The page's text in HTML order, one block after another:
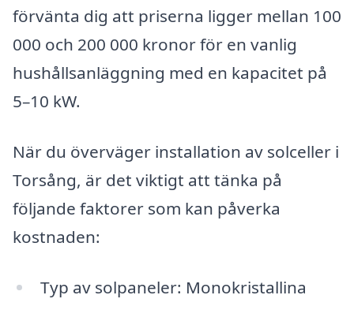
förvänta dig att priserna ligger mellan 100
000 och 200 000 kronor för en vanlig
hushållsanläggning med en kapacitet på
5–10 kW.
När du överväger installation av solceller i
Torsång, är det viktigt att tänka på
följande faktorer som kan påverka
kostnaden:
Typ av solpaneler: Monokristallina